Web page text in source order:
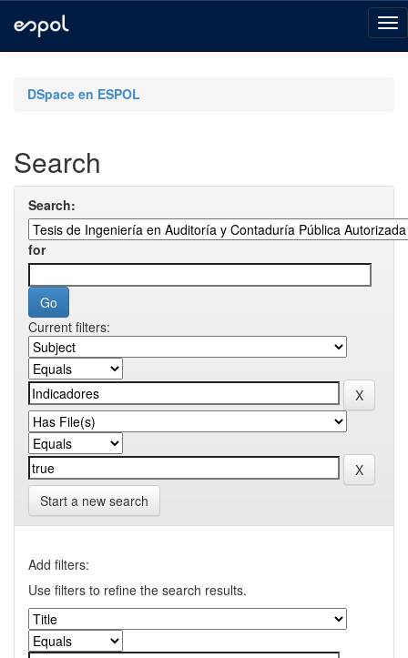
navigationDSpace en ESPOL
Search
Search:
for
Current filters:
Start a new search
Add filters:
Use filters to refine the search results.